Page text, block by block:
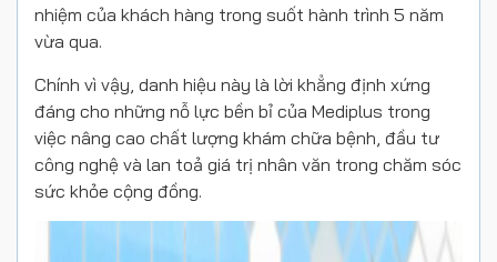
nhiệm của khách hàng trong suốt hành trình 5 năm
vừa qua.
Chính vì vậy, danh hiệu này là lời khẳng định xứng
đáng cho những nỗ lực bền bỉ của Mediplus trong
việc nâng cao chất lượng khám chữa bệnh, đầu tư
công nghệ và lan toả giá trị nhân văn trong chăm sóc
sức khỏe cộng đồng.